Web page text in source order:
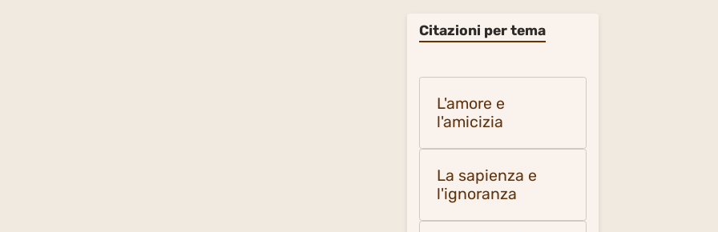
Citazioni per tema
L'amore e
l'amicizia
La sapienza e
l'ignoranza